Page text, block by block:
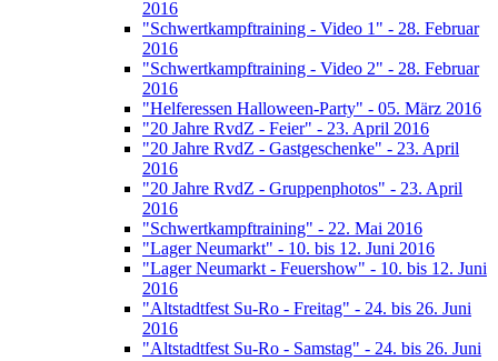
2016
"Schwertkampftraining - Video 1" - 28. Februar
2016
"Schwertkampftraining - Video 2" - 28. Februar
2016
"Helferessen Halloween-Party" - 05. März 2016
"20 Jahre RvdZ - Feier" - 23. April 2016
"20 Jahre RvdZ - Gastgeschenke" - 23. April
2016
"20 Jahre RvdZ - Gruppenphotos" - 23. April
2016
"Schwertkampftraining" - 22. Mai 2016
"Lager Neumarkt" - 10. bis 12. Juni 2016
"Lager Neumarkt - Feuershow" - 10. bis 12. Juni
2016
"Altstadtfest Su-Ro - Freitag" - 24. bis 26. Juni
2016
"Altstadtfest Su-Ro - Samstag" - 24. bis 26. Juni